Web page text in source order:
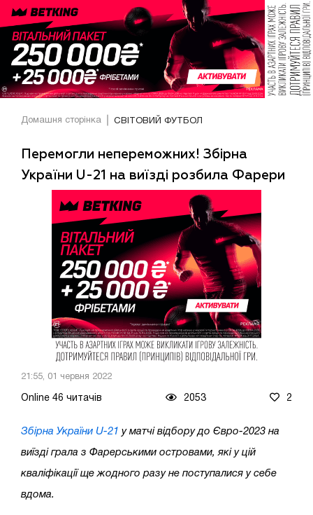
Домашня сторінка СВІТОВИЙ ФУТБОЛ
Перемогли непереможних! Збірна
України U-21 на виїзді розбила Фарери
21:55, 01 червня 2022
Online 46 читачів 2053 2
Збірна України U-21 у матчі відбору до Євро-2023 на
виїзді грала з Фарерськими островами, які у цій
кваліфікації ще жодного разу не поступалися у себе
вдома.